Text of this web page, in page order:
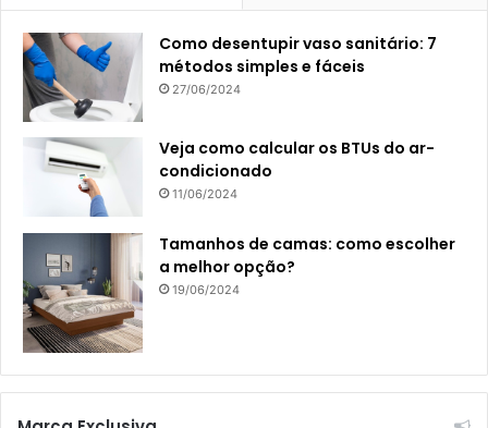
Como desentupir vaso sanitário: 7
métodos simples e fáceis
27/06/2024
Veja como calcular os BTUs do ar-
condicionado
11/06/2024
Tamanhos de camas: como escolher
a melhor opção?
19/06/2024